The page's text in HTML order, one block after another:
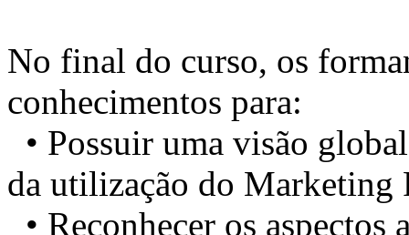
No final do curso, os
conhecimentos para:
• Possuir uma visão
da utilização do Marketing
• Reconhecer os